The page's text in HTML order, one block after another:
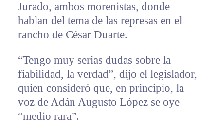
Jurado, ambos morenistas, donde
hablan del tema de las represas en el
rancho de César Duarte.
“Tengo muy serias dudas sobre la
fiabilidad, la verdad”, dijo el legislador,
quien consideró que, en principio, la
voz de Adán Augusto López se oye
“medio rara”.